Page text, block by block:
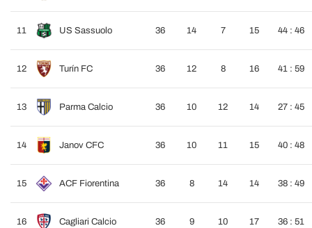
11 US Sassuolo 36 14 7 15 44 : 46
12 Turín FC 36 12 8 16 41 : 59
13 Parma Calcio 36 10 12 14 27 : 45
14 Janov CFC 36 10 11 15 40 : 48
15 ACF Fiorentina 36 8 14 14 38 : 49
16 Cagliari Calcio 36 9 10 17 36 : 51